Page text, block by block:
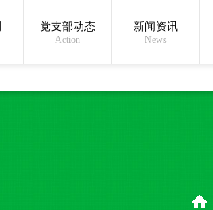
党支部动态
Action
新闻资讯
News